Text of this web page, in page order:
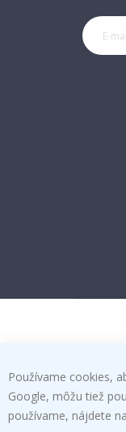
Používame cookies,
Google, môžu tiež
používame, nájdete